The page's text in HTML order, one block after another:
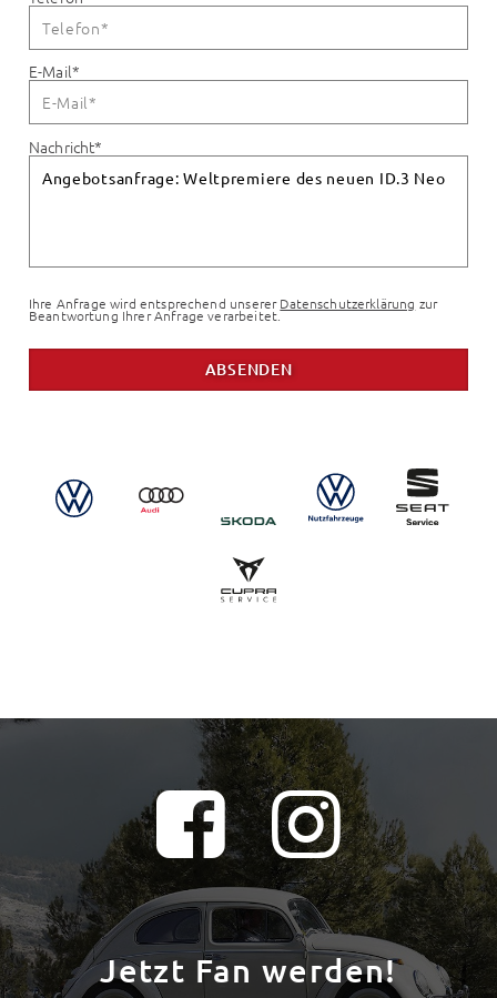
E-Mail*
Nachricht*
Ihre Anfrage wird entsprechend unsererDatenschutzerklärung zur
Beantwortung Ihrer Anfrage verarbeitet.
ABSENDEN
Jetzt Fan werden!